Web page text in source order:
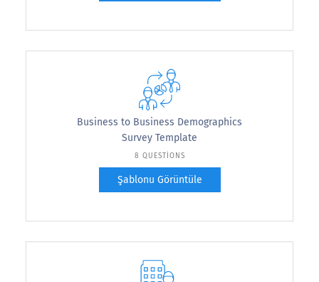
Business to Business Demographics
Survey Template
8 QUESTIONS
Şablonu Görüntüle